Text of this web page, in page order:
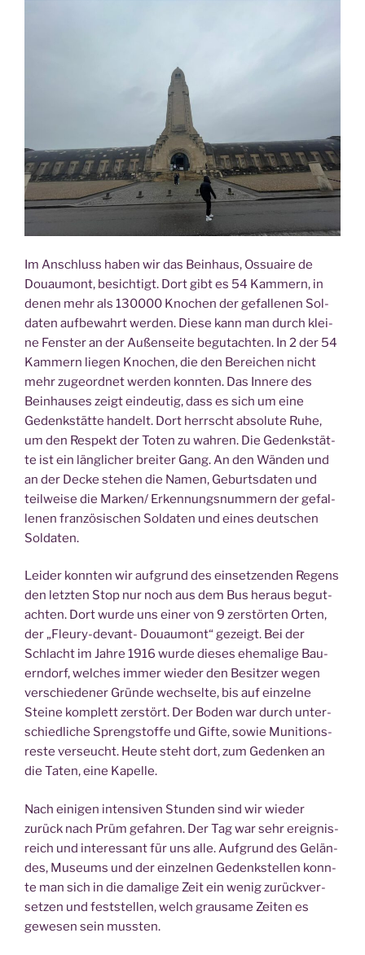
Im Anschluss haben wir das Bein­haus, Ossuai­re de
Douau­mont, besich­tigt. Dort gibt es 54 Kam­mern, in
denen mehr als 130000 Kno­chen der gefal­le­nen Sol­
da­ten auf­be­wahrt wer­den. Die­se kann man durch klei­
ne Fens­ter an der Außen­sei­te begut­ach­ten. In 2 der 54
Kam­mern lie­gen Kno­chen, die den Berei­chen nicht
mehr zuge­ord­net wer­den konn­ten. Das Inne­re des
Bein­hau­ses zeigt ein­deu­tig, dass es sich um eine
Gedenk­stät­te han­delt. Dort herrscht abso­lu­te Ruhe,
um den Respekt der Toten zu wah­ren. Die Gedenk­stät­
te ist ein läng­li­cher brei­ter Gang. An den Wän­den und
an der Decke ste­hen die Namen, Geburts­da­ten und
teil­wei­se die Marken/ Erken­nungs­num­mern der gefal­
le­nen fran­zö­si­schen Sol­da­ten und eines deut­schen
Soldaten.
Lei­der konn­ten wir auf­grund des ein­set­zen­den Regens
den letz­ten Stop nur noch aus dem Bus her­aus begut­
ach­ten. Dort wur­de uns einer von 9 zer­stör­ten Orten,
der „Fleu­ry-devant- Douau­mont“ gezeigt. Bei der
Schlacht im Jah­re 1916 wur­de die­ses ehe­ma­li­ge Bau­
ern­dorf, wel­ches immer wie­der den Besit­zer wegen
ver­schie­de­ner Grün­de wech­sel­te, bis auf ein­zel­ne
Stei­ne kom­plett zer­stört. Der Boden war durch unter­
schied­li­che Spreng­stof­fe und Gif­te, sowie Muni­ti­ons­
res­te ver­seucht. Heu­te steht dort, zum Geden­ken an
die Taten, eine Kapelle.
Nach eini­gen inten­si­ven Stun­den sind wir wie­der
zurück nach Prüm gefah­ren. Der Tag war sehr ereig­nis­
reich und inter­es­sant für uns alle. Auf­grund des Gelän­
des, Muse­ums und der ein­zel­nen Gedenk­stel­len konn­
te man sich in die dama­li­ge Zeit ein wenig zurück­ver­
set­zen und fest­stel­len, welch grau­sa­me Zei­ten es
gewe­sen sein mussten.